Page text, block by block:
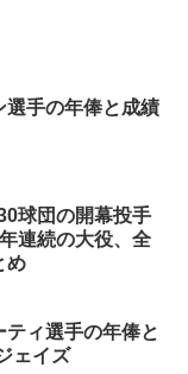
選手の年俸と成績
球団の開幕投手
連続の大役、全
め
ティ選手の年俸と
ェイズ